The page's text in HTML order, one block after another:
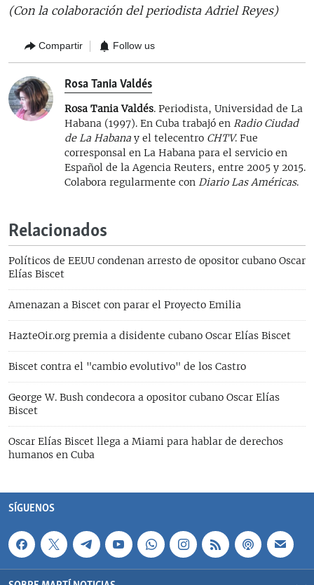
(Con la colaboración del periodista Adriel Reyes)
Compartir Follow us
Rosa Tania Valdés
Rosa Tania Valdés. Periodista, Universidad de La
Habana (1997). En Cuba trabajó en Radio Ciudad
de La Habana y el telecentro CHTV. Fue
corresponsal en La Habana para el servicio en
Español de la Agencia Reuters, entre 2005 y 2015.
Colabora regularmente con Diario Las Américas.
Relacionados
Políticos de EEUU condenan arresto de opositor cubano Oscar
Elías Biscet
Amenazan a Biscet con parar el Proyecto Emilia
HazteOir.org premia a disidente cubano Oscar Elías Biscet
Biscet contra el "cambio evolutivo" de los Castro
George W. Bush condecora a opositor cubano Oscar Elías
Biscet
Oscar Elías Biscet llega a Miami para hablar de derechos
humanos en Cuba
SÍGUENOS